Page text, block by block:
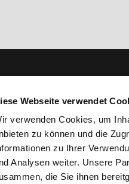
Webseite verwendet
verwenden Cookies, um
zu können und die
zu Ihrer
Analysen weiter. Unsere
die Sie ihnen
RA -
Pumpen